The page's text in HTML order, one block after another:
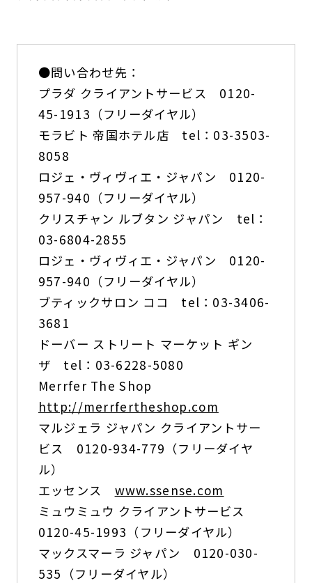
●問い合わせ先：
プラダ クライアントサービス 0120-
45-1913（フリーダイヤル）
モラビト 帝国ホテル店 tel：03-3503-
8058
ロジェ・ヴィヴィエ・ジャパン 0120-
957-940（フリーダイヤル）
クリスチャン ルブタン ジャパン tel：
03-6804-2855
ロジェ・ヴィヴィエ・ジャパン 0120-
957-940（フリーダイヤル）
ブティックサロン ココ tel：03-3406-
3681
ドーバー ストリート マーケット ギン
ザ tel：03-6228-5080
Merrfer The Shop
http://merrfertheshop.com
マルジェラ ジャパン クライアントサー
ビス 0120-934-779（フリーダイヤ
ル）
エッセンス www.ssense.com
ミュウミュウ クライアントサービス
0120-45-1993（フリーダイヤル）
マックスマーラ ジャパン 0120-030-
535（フリーダイヤル）